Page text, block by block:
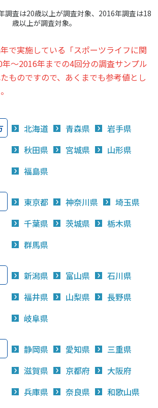
調査は20歳以上が調査対象、2016年調査は18
歳以上が調査対象。
で実施している「スポーツライフに関
～2016年までの4回分の調査サンプル
ものですので、あくまでも参考値とし
北海道 青森県
岩手県
秋田県
宮城県
山形県
福島県
東京都 神奈川県
埼玉県
千葉県
茨城県
栃木県
群馬県
新潟県 富山県
石川県
福井県
山梨県
長野県
岐阜県
静岡県 愛知県
三重県
滋賀県
京都府
大阪府
兵庫県
奈良県 和歌山県